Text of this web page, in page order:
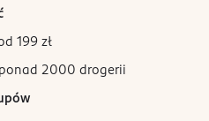
199 zł
2000 drogerii